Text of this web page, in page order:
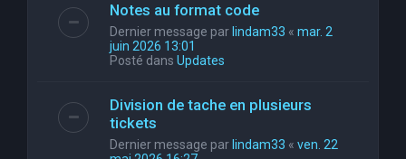
Notes au format code
Dernier message par lindam33 « mar. 2
juin 2026 13:01
Posté dans Updates
Division de tache en plusieurs
tickets
Dernier message par lindam33 « ven. 22